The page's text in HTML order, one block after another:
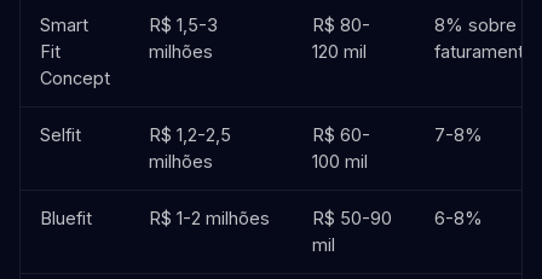
Smart
Fit
Concept
R$ 1,5-3
milhões
R$ 80-
120 mil
8% sobre
faturamento
Selfit
R$ 1,2-2,5
milhões
R$ 60-
100 mil
7-8%
Bluefit R$ 1-2 milhões
R$ 50-90
mil
6-8%